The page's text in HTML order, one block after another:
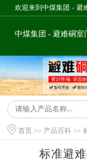
欢迎来到中煤集团 - 避
中煤集团 - 避难硐室
首页 >> 产品百科 >>
标准避